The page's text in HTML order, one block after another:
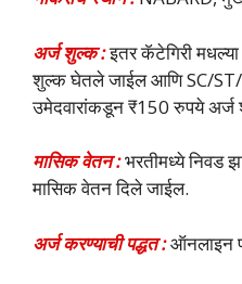
अर्ज शुल्क :इतर कॅटेगिरी
शुल्क घेतले जाईल आणि SC/ST/
उमेदवारांकडून ₹150 रुपये
मासिक वेतन :भरतीमध्ये निवड
मासिक वेतन दिले जाईल.
अर्ज करण्याची पद्धत :ऑनलाइन